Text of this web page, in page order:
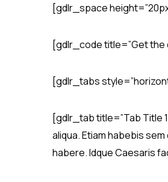
[gdlr_space
[gdlr_code title=”Get the
[gdlr_tabs
[gdlr_tab title=”Tab Title
aliqua. Etiam habebis
habere. Idque Caesaris